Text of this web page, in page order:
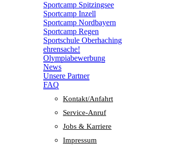
Sport­camp Spitzingsee
Sport­camp Inzell
Sport­camp Nordbayern
Sport­camp Regen
Sport­schule Oberhaching
ehren­sa­che!
Olym­pia­be­wer­bung
News
Unsere Part­ner
FAQ
Kontakt/​​Anfahrt
Service-Anruf
Jobs & Karriere
Impres­sum